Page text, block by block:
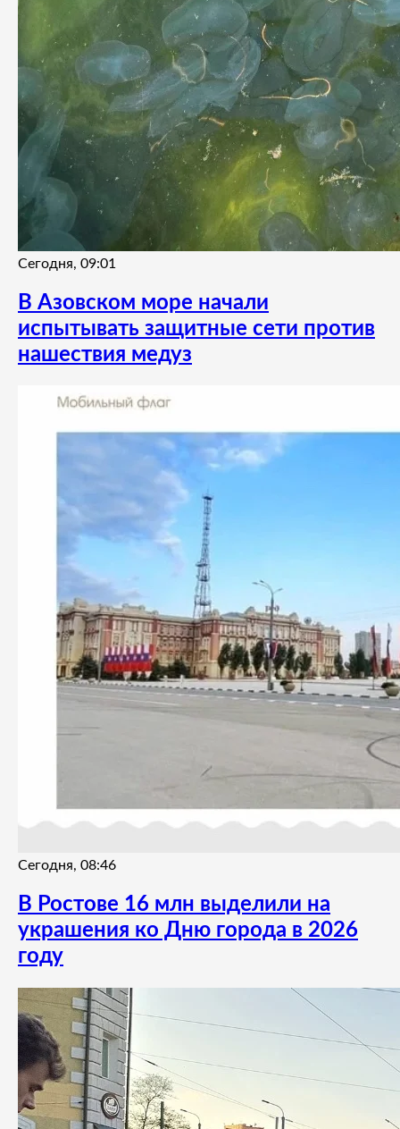
Сегодня, 09:01
В Азовском море начали
испытывать защитные сети против
нашествия медуз
Сегодня, 08:46
В Ростове 16 млн выделили на
украшения ко Дню города в 2026
году